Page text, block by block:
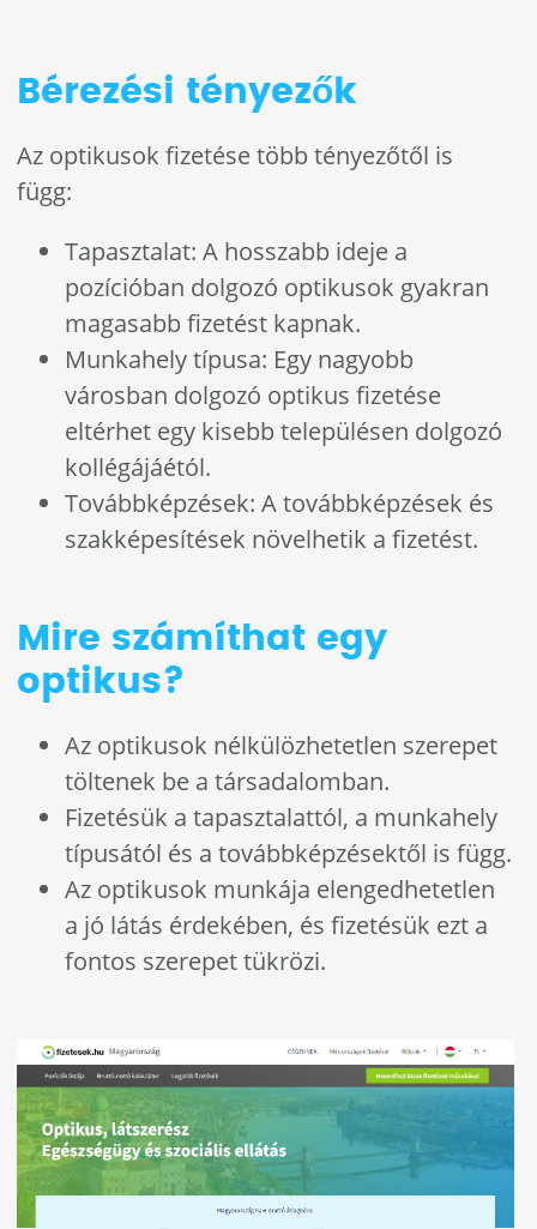
Bérezési tényezők
Az optikusok fizetése több tényezőtől is
függ:
Tapasztalat: A hosszabb ideje a
pozícióban dolgozó optikusok gyakran
magasabb fizetést kapnak.
Munkahely típusa: Egy nagyobb
városban dolgozó optikus fizetése
eltérhet egy kisebb településen dolgozó
kollégájáétól.
Továbbképzések: A továbbképzések és
szakképesítések növelhetik a fizetést.
Mire számíthat egy
optikus?
Az optikusok nélkülözhetetlen szerepet
töltenek be a társadalomban.
Fizetésük a tapasztalattól, a munkahely
típusától és a továbbképzésektől is függ.
Az optikusok munkája elengedhetetlen
a jó látás érdekében, és fizetésük ezt a
fontos szerepet tükrözi.